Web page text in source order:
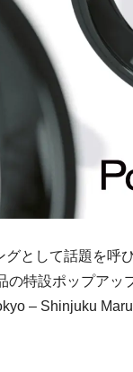
として話題を呼
の特設ポップア
– Shinjuku